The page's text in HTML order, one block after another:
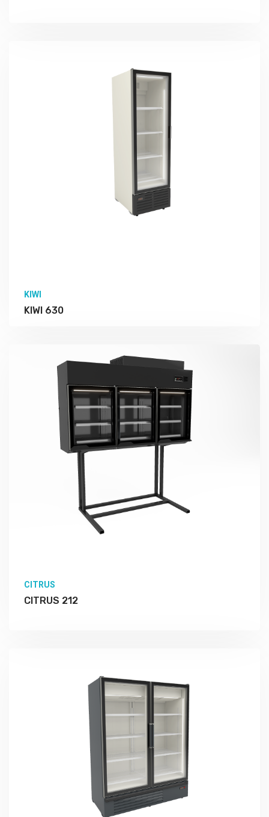
Подробно Изучить
KIWI
KIWI 630
Подробно Изучить
CITRUS
CITRUS 212
Подробно Изучить